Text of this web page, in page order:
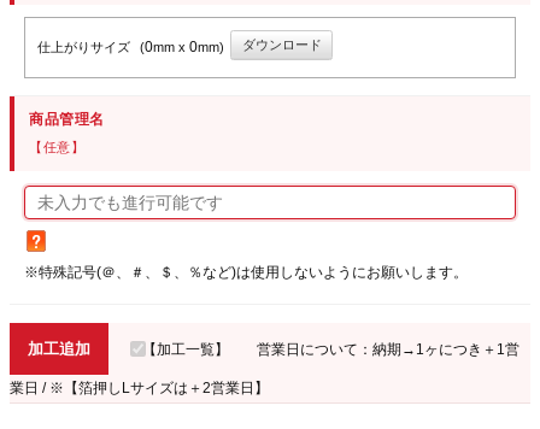
仕上がりサイズ (0mm x 0mm) ダウンロード
商品管理名
【任意】
※特殊記号(＠、＃、＄、％など)は使用しないようにお願いします。
加工追加 【加工一覧】 営業日について：納期→1ヶにつき＋1営
業日 / ※【箔押しLサイズは＋2営業日】